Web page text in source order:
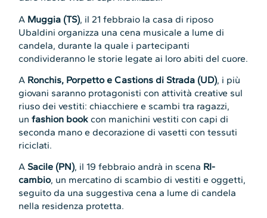
A Muggia (TS), il 21 febbraio la casa di riposo
Ubaldini organizza una cena musicale a lume di
candela, durante la quale i partecipanti
condivideranno le storie legate ai loro abiti del cuore.
A Ronchis, Porpetto e Castions di Strada (UD), i più
giovani saranno protagonisti con attività creative sul
riuso dei vestiti: chiacchiere e scambi tra ragazzi,
unfashion bookcon manichini vestiti con capi di
seconda mano e decorazione di vasetti con tessuti
riciclati.
A Sacile (PN), il 19 febbraio andrà in scena RI-
cambio, un mercatino di scambio di vestiti e oggetti,
seguito da una suggestiva cena a lume di candela
nella residenza protetta.